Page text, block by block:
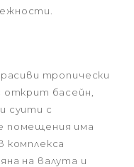
тропически
открит басейн,
суити с
помещения има
комплекса
на валута и